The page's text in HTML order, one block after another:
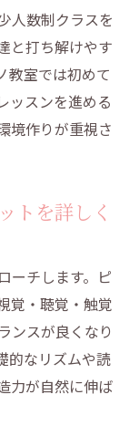
人数制クラスを
と打ち解けやす
教室では初めて
ッスンを進める
境作りが重視さ
トを詳しく
ーチします。ピ
覚・聴覚・触覚
ンスが良くなり
的なリズムや読
力が自然に伸ば